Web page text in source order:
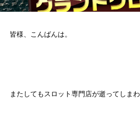
皆様、こんばんは。
またしてもスロット専門店が逝ってしまわ